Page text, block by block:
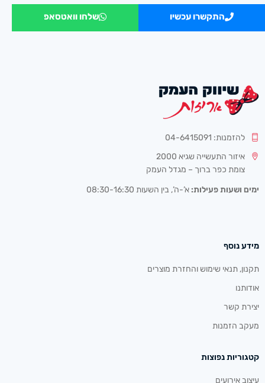
התקשרו עכשיו שלחו וואטסאפ
להזמנות: 04-6415091
איזור התעשייה שגיא 2000
צומת כפר ברוך – מגדל העמק
ימים ושעות פעילות: א’-ה’, בין השעות 08:30-16:30
מידע נוסף
תקנון, תנאי שימוש והחזרת מוצרים
אודותנו
יצירת קשר
מעקב הזמנות
קטגוריות נפוצות
עיצוב אירועים